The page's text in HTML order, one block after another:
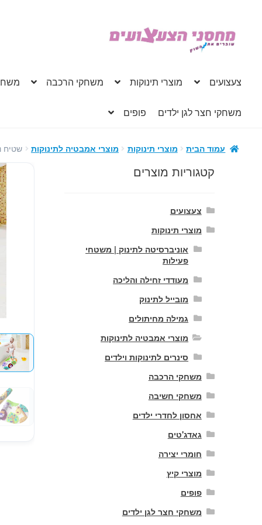
דלג
לניווט
לדלג
לתוכן
צעצועים מוצרי תינוקות משחקי הרכבה
משחקי חצר לגן ילדים פופים
עמוד הבית מוצרי תינוקות מוצרי אמבטיה לתינוקות שטיח
קטגוריות מוצרים
צעצועים
מוצרי תינוקות
אוניברסיטה לתינוק | משטחי
פעילות
מעודדי זחילה והליכה
מובייל לתינוק
גמילה מחיתולים
מוצרי אמבטיה לתינוקות
סינרים לתינוקות וילדים
משחקי הרכבה
משחקי חשיבה
אחסון לחדרי ילדים
גאדג'טים
חומרי יצירה
מוצרי קיץ
פופים
משחקי חצר לגן ילדים